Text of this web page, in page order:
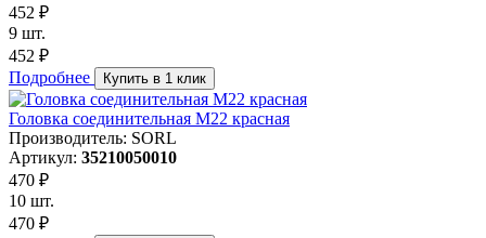
452 ₽
9 шт.
452 ₽
Подробнее
Купить в 1 клик
Головка соединительная М22 красная
Производитель: SORL
Артикул: 35210050010
470 ₽
10 шт.
470 ₽